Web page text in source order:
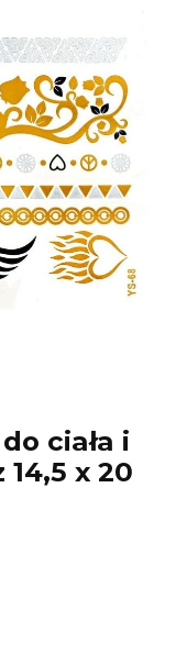
ciała i
x 20